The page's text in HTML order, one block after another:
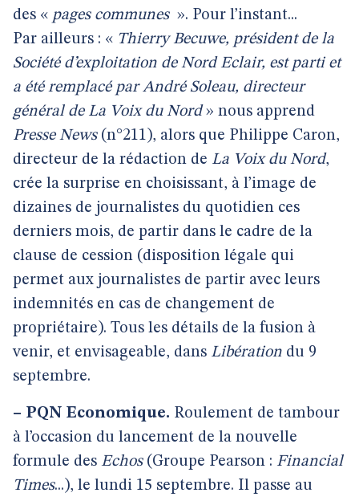
des « pages communes ». Pour l’instant...
Par ailleurs : « Thierry Becuwe, président de la
Société d’exploitation de Nord Eclair, est parti et
a été remplacé par André Soleau, directeur
général de La Voix du Nord» nous apprend
Presse News(n°211), alors que Philippe Caron,
directeur de la rédaction de La Voix du Nord,
crée la surprise en choisissant, à l’image de
dizaines de journalistes du quotidien ces
derniers mois, de partir dans le cadre de la
clause de cession (disposition légale qui
permet aux journalistes de partir avec leurs
indemnités en cas de changement de
propriétaire). Tous les détails de la fusion à
venir, et envisageable, dans Libération du 9
septembre.
– PQN Economique. Roulement de tambour
à l’occasion du lancement de la nouvelle
formule des Echos(Groupe Pearson : Financial
Times...), le lundi 15 septembre. Il passe au